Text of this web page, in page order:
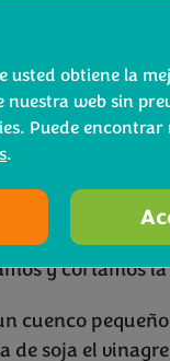
de arroz
el arroz
la calabaza
y cortamos
cuenco
de soja el
obtiene la
web sin
Puede
.